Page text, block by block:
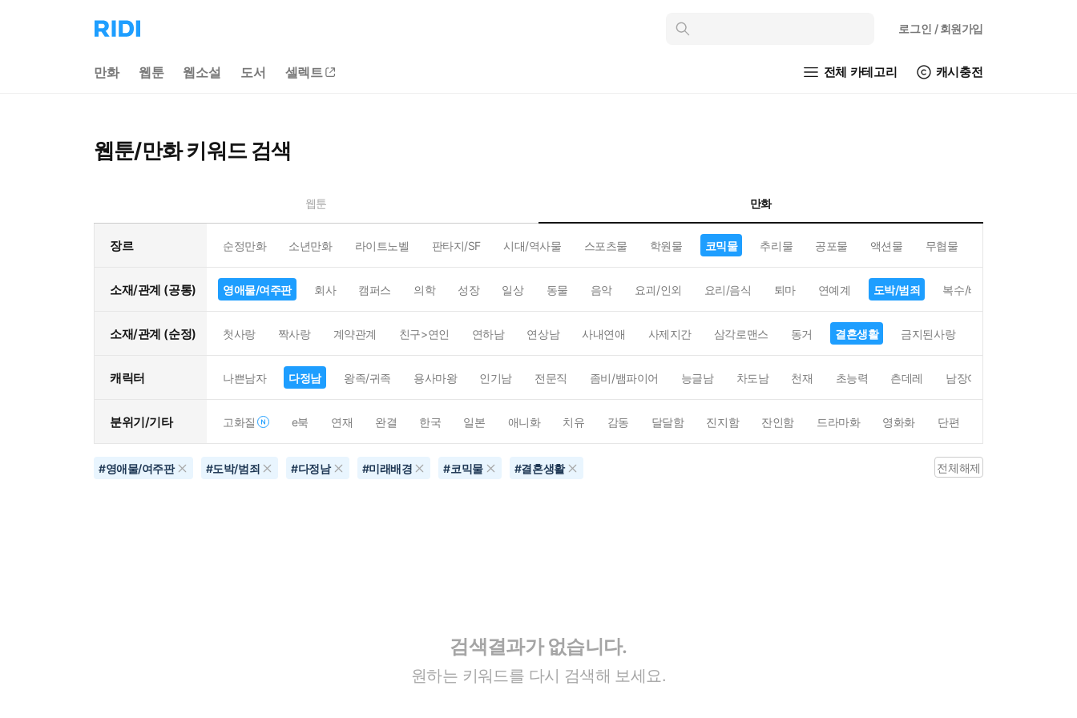
리
디
으
인
로그인 / 회원가입
만화 웹툰 웹소설 도서 셀렉트 전체 카테고리 캐시충전
웹툰/만화 키워드 검색
웹툰 만화
장르 순정만화 소년만화 라이트노벨 판타지/SF 시대/역사물 스포츠물 학원물 코믹물 추리물 공포물 액션물 무협물
소재/관계 (공통) 영애물/여주판 회사 캠퍼스 의학 성장 일상 동물 음악 요괴/인외 요리/음식 퇴마 연예계 도박/범죄 복수/배신
소재/관계 (순정) 첫사랑 짝사랑 계약관계 친구>연인 연하남 연상남 사내연애 사제지간 삼각로맨스 동거 결혼생활 금지된사랑
캐릭터 나쁜남자 다정남 왕족/귀족 용사마왕 인기남 전문직 좀비/뱀파이어 능글남 차도남 천재 초능력 츤데레 남장여자
분위기/기타 고화질 e북 연재 완결 한국 일본 애니화 치유 감동 달달함 진지함 잔인함 드라마화 영화화 단편
#영애물/여주판 #도박/범죄 #다정남 #미래배경 #코믹물 #결혼생활 전체해제
검색결과가 없습니다.
원하는 키워드를 다시 검색해 보세요.